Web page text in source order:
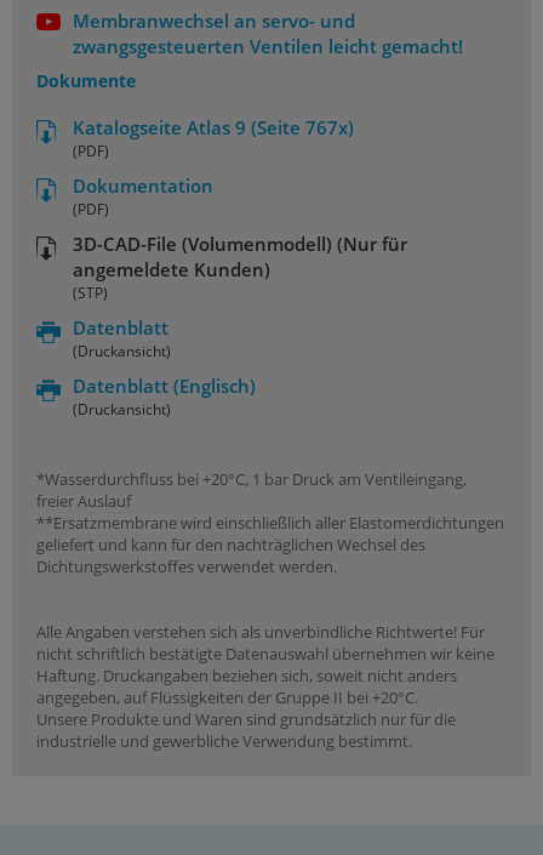
Membranwechsel an servo- und
zwangsgesteuerten Ventilen leicht gemacht!
Dokumente
Katalogseite Atlas 9 (Seite 767x)
(PDF)
Dokumentation
(PDF)
3D-CAD-File (Volumenmodell) (Nur für
angemeldete Kunden)
(STP)
Datenblatt
(Druckansicht)
Datenblatt (Englisch)
(Druckansicht)
*Wasserdurchfluss bei +20°C, 1 bar Druck am Ventileingang,
freier Auslauf
**Ersatzmembrane wird einschließlich aller Elastomerdichtungen
geliefert und kann für den nachträglichen Wechsel des
Dichtungswerkstoffes verwendet werden.
Alle Angaben verstehen sich als unverbindliche Richtwerte! Für
nicht schriftlich bestätigte Datenauswahl übernehmen wir keine
Haftung. Druckangaben beziehen sich, soweit nicht anders
angegeben, auf Flüssigkeiten der Gruppe II bei +20°C.
Unsere Produkte und Waren sind grundsätzlich nur für die
industrielle und gewerbliche Verwendung bestimmt.